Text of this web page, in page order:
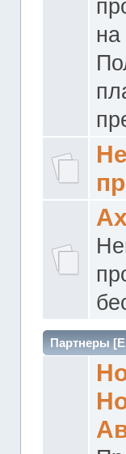
Партнеры